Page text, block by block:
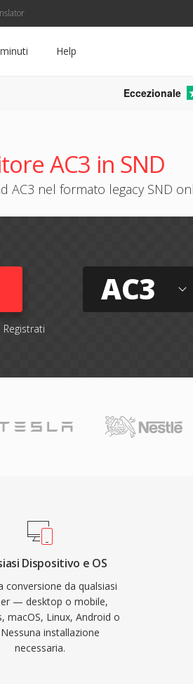
Help
Eccezionale
AC3 in SND
AC3 nel formato legacy SND
Registrati
AC3
Dispositivo e OS
conversione da qualsiasi
— desktop o mobile,
macOS, Linux, Android o
installazione
necessaria.